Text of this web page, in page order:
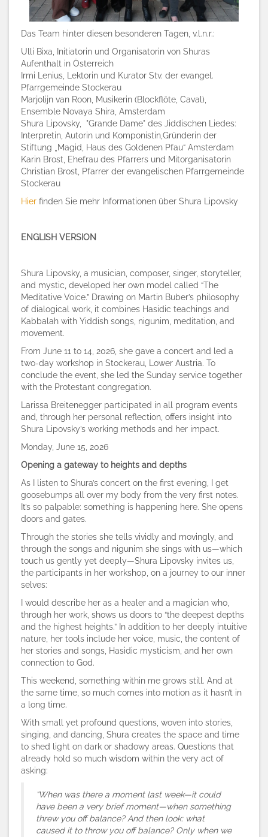
Das Team hinter diesen besonderen Tagen, v.l.n.r.:
Ulli Bixa, Initiatorin und Organisatorin von Shuras
Aufenthalt in Österreich
Irmi Lenius, Lektorin und Kurator Stv. der evangel.
Pfarrgemeinde Stockerau
Marjolijn van Roon, Musikerin (Blockflöte, Caval),
Ensemble Novaya Shira, Amsterdam
Shura Lipovsky, "Grande Dame" des Jiddischen Liedes:
Interpretin, Autorin und Komponistin,Gründerin der
Stiftung „Magid, Haus des Goldenen Pfau“ Amsterdam
Karin Brost, Ehefrau des Pfarrers und Mitorganisatorin
Christian Brost, Pfarrer der evangelischen Pfarrgemeinde
Stockerau
Hier finden Sie mehr Informationen über Shura Lipovsky
ENGLISH VERSION
Shura Lipovsky, a musician, composer, singer, storyteller,
and mystic, developed her own model called “The
Meditative Voice.” Drawing on Martin Buber’s philosophy
of dialogical work, it combines Hasidic teachings and
Kabbalah with Yiddish songs, nigunim, meditation, and
movement.
From June 11 to 14, 2026, she gave a concert and led a
two-day workshop in Stockerau, Lower Austria. To
conclude the event, she led the Sunday service together
with the Protestant congregation.
Larissa Breitenegger participated in all program events
and, through her personal reflection, offers insight into
Shura Lipovsky’s working methods and her impact.
Monday, June 15, 2026
Opening a gateway to heights and depths
As I listen to Shura’s concert on the first evening, I get
goosebumps all over my body from the very first notes.
It’s so palpable: something is happening here. She opens
doors and gates.
Through the stories she tells vividly and movingly, and
through the songs and nigunim she sings with us—which
touch us gently yet deeply—Shura Lipovsky invites us,
the participants in her workshop, on a journey to our inner
selves:
I would describe her as a healer and a magician who,
through her work, shows us doors to “the deepest depths
and the highest heights.” In addition to her deeply intuitive
nature, her tools include her voice, music, the content of
her stories and songs, Hasidic mysticism, and her own
connection to God.
This weekend, something within me grows still. And at
the same time, so much comes into motion as it hasn’t in
a long time.
With small yet profound questions, woven into stories,
singing, and dancing, Shura creates the space and time
to shed light on dark or shadowy areas. Questions that
already hold so much wisdom within the very act of
asking:
“When was there a moment last week—it could
have been a very brief moment—when something
threw you off balance? And then look: what
caused it to throw you off balance? Only when we